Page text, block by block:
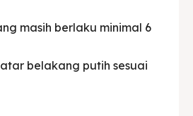
masih berlaku minimal 6
belakang putih sesuai